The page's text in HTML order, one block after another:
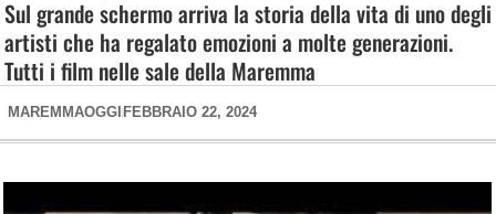
Sul grande schermo arriva la storia della vita di uno degli
artisti che ha regalato emozioni a molte generazioni.
Tutti i film nelle sale della Maremma
MAREMMAOGGI FEBBRAIO 22, 2024